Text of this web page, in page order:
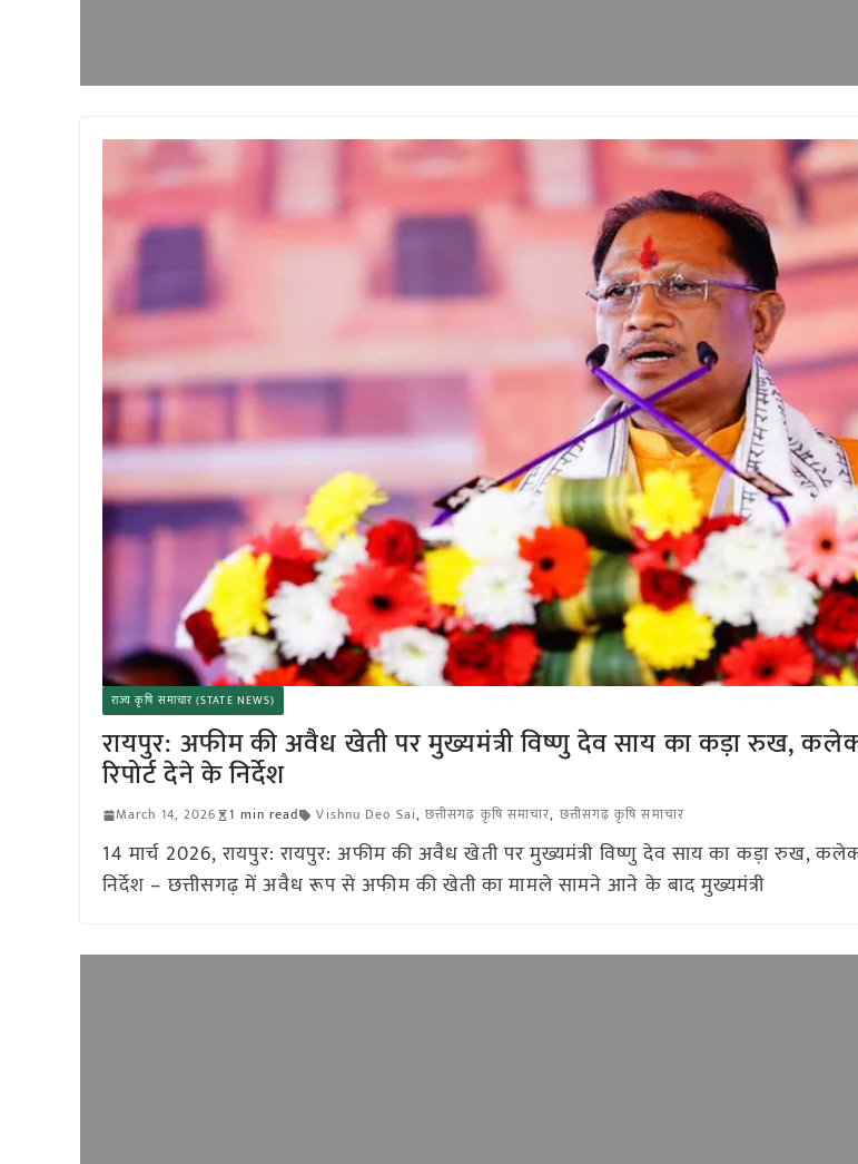
राज्य कृषि समाचार (STATE NEWS)
रायपुर: अफीम की अवैध खेती पर मुख्यमंत्री विष्णु देव साय का कड़ा रुख,
रिपोर्ट देने के निर्देश
March 14, 2026 1 min read Vishnu Deo Sai,छत्तीसगढ़ कृषि समाचार, छत्तीसगढ़ कृषि समाचार
14 मार्च 2026, रायपुर: रायपुर: अफीम की अवैध खेती पर मुख्यमंत्री विष्णु देव साय का कड़ा रुख,
निर्देश – छत्तीसगढ़ में अवैध रूप से अफीम की खेती का मामले सामने आने के बाद मुख्यमंत्री